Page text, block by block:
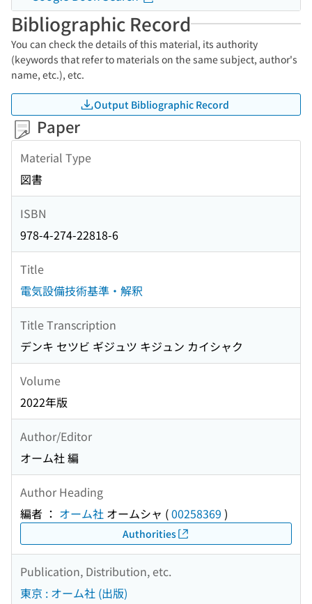
Bibliographic Record
You can check the details of this material, its authority
(keywords that refer to materials on the same subject, author's
name, etc.), etc.
Output Bibliographic Record
Paper
Material Type
図書
ISBN
978-4-274-22818-6
Title
電気設備技術基準・解釈
Title Transcription
デンキ セツビ ギジュツ キジュン カイシャク
Volume
2022年版
Author/Editor
オーム社 編
Author Heading
編者 ： オーム社 オームシャ (00258369 )
Authorities
Publication, Distribution, etc.
東京 : オーム社 (出版)